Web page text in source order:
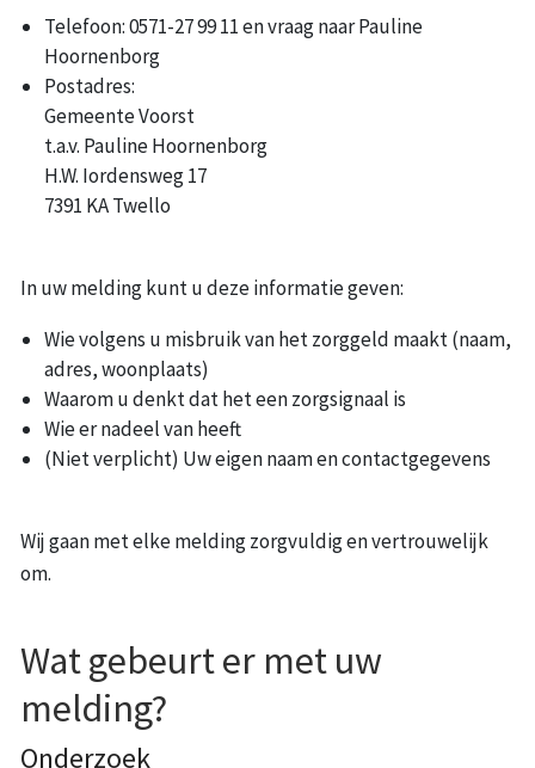
Telefoon: 0571-27 99 11 en vraag naar Pauline
Hoornenborg
Postadres:
Gemeente Voorst
t.a.v. Pauline Hoornenborg
H.W. Iordensweg 17
7391 KA Twello
In uw melding kunt u deze informatie geven:
Wie volgens u misbruik van het zorggeld maakt (naam,
adres, woonplaats)
Waarom u denkt dat het een zorgsignaal is
Wie er nadeel van heeft
(Niet verplicht) Uw eigen naam en contactgegevens
Wij gaan met elke melding zorgvuldig en vertrouwelijk
om.
Wat gebeurt er met uw
melding?
Onderzoek